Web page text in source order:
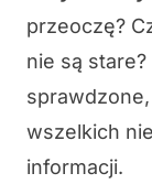
przeoczę?
nie są
wszelkich
informacji.